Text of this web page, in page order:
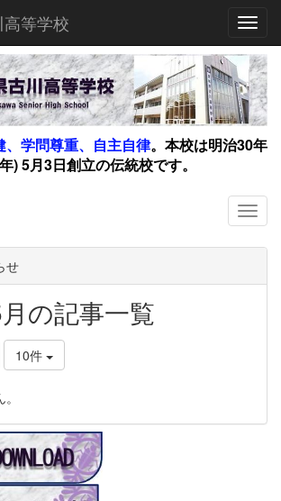
等学校
、学問尊重、自主自律。 本校は明治30年
) 5月3日創立の伝統校です。
せ
の記事一覧
10件